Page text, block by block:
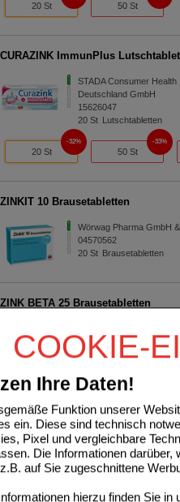
COOKIE-
Ihre Daten!
Funktion unserer
ein. Diese sind technisch
Pixel und vergleichbare
Die Informationen
auf Sie zugeschnittene
hierzu finden Sie in
20 St 50 St
CURAZINK ImmunPlus
STADA Consumer Health
Deutschland GmbH
15626047
20St Lutschtabletten
20 St
32%
50 St
33%
ZINKIT 10 Brausetabletten
Wörwag Pharma GmbH
04570562
20St Brausetabletten
ZINK BETA 25 Brausetabletten
08653457
20
St Brausetabletten
42%
SANOTACT ZINK+C+D
sanotact GmbH